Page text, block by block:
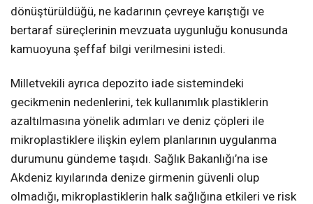
dönüştürüldüğü, ne kadarının çevreye karıştığı ve
bertaraf süreçlerinin mevzuata uygunluğu konusunda
kamuoyuna şeffaf bilgi verilmesini istedi.
Milletvekili ayrıca depozito iade sistemindeki
gecikmenin nedenlerini, tek kullanımlık plastiklerin
azaltılmasına yönelik adımları ve deniz çöpleri ile
mikroplastiklere ilişkin eylem planlarının uygulanma
durumunu gündeme taşıdı. Sağlık Bakanlığı’na ise
Akdeniz kıyılarında denize girmenin güvenli olup
olmadığı, mikroplastiklerin halk sağlığına etkileri ve risk